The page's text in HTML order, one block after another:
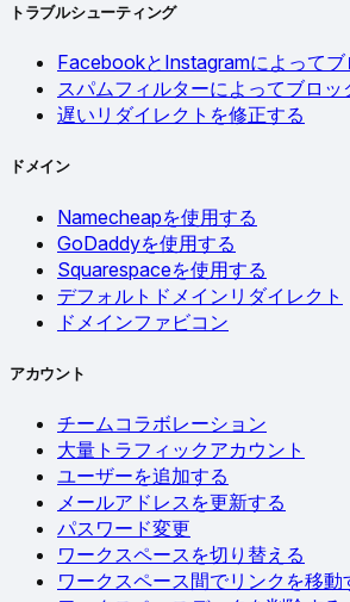
トラブルシューティング
FacebookとInstagramによって
スパムフィルターによってブロッ
遅いリダイレクトを修正する
ドメイン
Namecheapを使用する
GoDaddyを使用する
Squarespaceを使用する
デフォルトドメインリダイレクト
ドメインファビコン
アカウント
チームコラボレーション
大量トラフィックアカウント
ユーザーを追加する
メールアドレスを更新する
パスワード変更
ワークスペースを切り替える
ワークスペース間でリンクを移動